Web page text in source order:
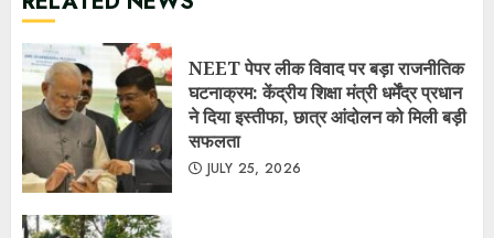
NEET पेपर लीक विवाद पर बड़ा राजनीतिक
घटनाक्रम: केंद्रीय शिक्षा मंत्री धर्मेंद्र प्रधान
ने दिया इस्तीफा, छात्र आंदोलन को मिली बड़ी
सफलता
JULY 25, 2026